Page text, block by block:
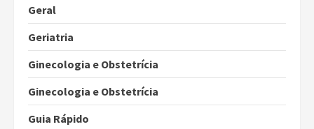
Geral
Geriatria
Ginecologia e Obstetrícia
Ginecologia e Obstetrícia
Guia Rápido